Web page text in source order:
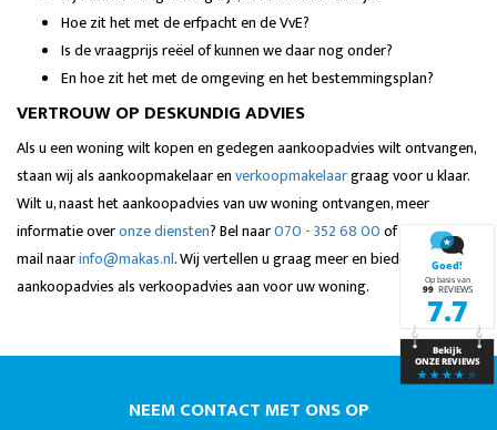
Hoe zit het met de erfpacht en de VvE?
Is de vraagprijs reëel of kunnen we daar nog onder?
En hoe zit het met de omgeving en het bestemmingsplan?
VERTROUW OP DESKUNDIG ADVIES
Als u een woning wilt kopen en gedegen aankoopadvies wilt ontvangen,
staan wij als aankoopmakelaar enverkoopmakelaargraag voor u klaar.
Wilt u, naast het aankoopadvies van uw woning ontvangen, meer
informatie overonze diensten? Bel naar070 - 352 68 00of stuur een e-
mail naarinfo@makas.nl. Wij vertellen u graag meer en bieden u zowel
aankoopadvies als verkoopadvies aan voor uw woning.
NEEM CONTACT MET ONS OP